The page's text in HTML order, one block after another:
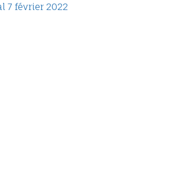
7 février 2022